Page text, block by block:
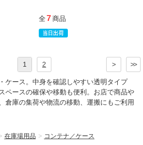
全7商品
> >>
1 2
ケース。中身を確認しやすい透明タイプ
ペースの確保や移動も便利。お店で商品や
倉庫の集荷や物流の移動、運搬にもご利用
在庫場用品 > コンテナ／ケース